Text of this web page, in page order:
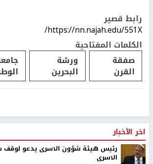
رابط قصير
https://nn.najah.edu/551X/
الكلمات المفتاحية
صفقة
القرن
ورشة
البحرين
اخر الأخبار
رئيس هيئة شؤون الاسرى يدعو لوقف
الاسرى